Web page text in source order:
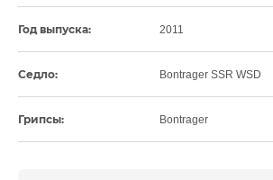
Год выпуска: 2011
Седло: Bontrager SSR WSD
Грипсы: Bontrager